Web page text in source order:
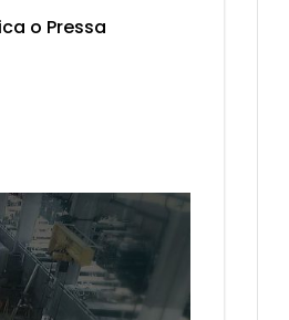
o Pressa